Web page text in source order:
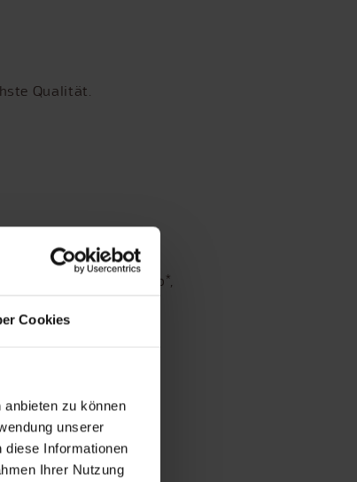
Cookies
zu können
unserer
diese Informationen
Ihrer Nutzung
Qualität.
Petersilie*, Oregano*,